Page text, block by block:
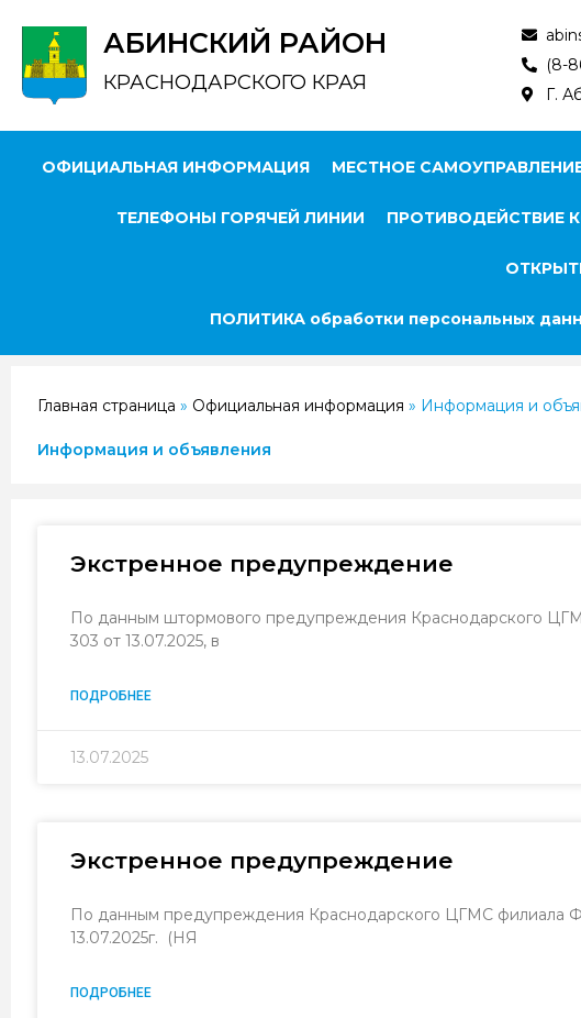
АБИНСКИЙ РАЙОН
КРАСНОДАРСКОГО КРАЯ
(8-
Г.
ОФИЦИАЛЬНАЯ ИНФОРМАЦИЯ МЕСТНОЕ
ТЕЛЕФОНЫ ГОРЯЧЕЙ ЛИНИИ ПРОТИВОДЕЙСТВИЕ
ПОЛИТИКА обработки персональных
Главная страница » Официальная информация » Информация и
Информация и объявления
Экстренное предупреждение
По данным штормового предупреждения Краснодарского
303 от 13.07.2025, в
ПОДРОБНЕЕ
13.07.2025
Экстренное предупреждение
По данным предупреждения Краснодарского ЦГМС филиала
13.07.2025г. (НЯ
ПОДРОБНЕЕ